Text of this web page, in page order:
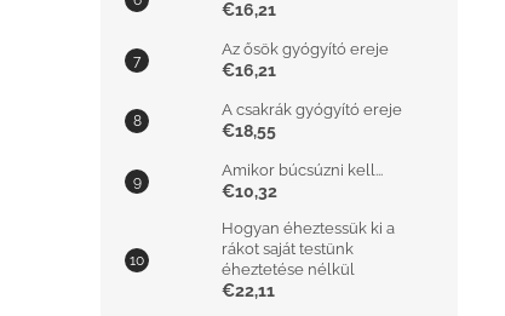
€16,21
Az ősök gyógyító ereje
€16,21
A csakrák gyógyító ereje
€18,55
Amikor búcsúzni kell...
€10,32
Hogyan éheztessük ki a
rákot saját testünk
éheztetése nélkül
€22,11